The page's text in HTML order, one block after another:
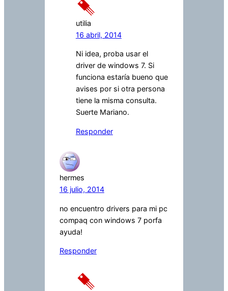
utilia
16 abril, 2014
Ni idea, proba usar el
driver de windows 7. Si
funciona estaría bueno que
avises por si otra persona
tiene la misma consulta.
Suerte Mariano.
Responder
hermes
16 julio, 2014
no encuentro drivers para mi pc
compaq con windows 7 porfa
ayuda!
Responder